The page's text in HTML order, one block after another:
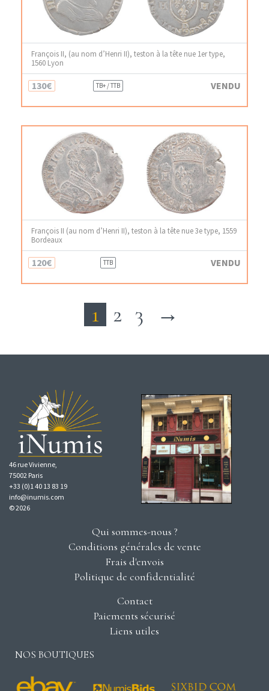
François II, (au nom d’Henri II), teston à la tête nue 1er type,
1560 Lyon
130€ TB+ / TTB VENDU
François II (au nom d’Henri II), teston à la tête nue 3e type, 1559
Bordeaux
120€ TTB VENDU
1 2 3 →
46 rue Vivienne,
75002 Paris
+33 (0)1 40 13 83 19
info@inumis.com
© 2026
Qui sommes-nous ?
Conditions générales de vente
Frais d'envois
Politique de confidentialité
Contact
Paiements sécurisé
Liens utiles
NOS BOUTIQUES